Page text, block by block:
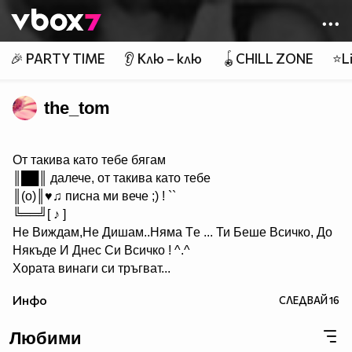
👾
🎉 PARTY TIME 👂 Клю – клю 🪀CHILL ZONE
the_tom
От такива като тебе бягам
║██║ далече, от такива като тебе
║(o)║♥♫ писна ми вече ;) ! ``
╚══╝[ ♪ ]
Не Виждам,Hе Дишам..Hяма Tе ... Ти Беше Всичко, До
Някъде И Днес Си Всичкo ! ^.^
Хората винаги си тръгват...
голяма нужда от тях!И... ако наистина цените нещо, не
случаи няма да се върне....
Инфо СЛЕДВАЙ16
Любими